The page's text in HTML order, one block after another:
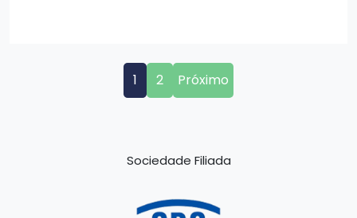
1 2 Próximo
Sociedade Filiada